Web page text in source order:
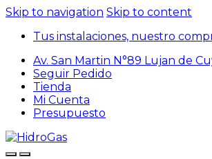
Skip to navigation Skip to content
Tus instalaciones, nuestro
Av. San Martin N°89 Lujan de
Seguir Pedido
Tienda
Mi Cuenta
Presupuesto